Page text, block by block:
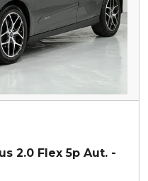
2.0 Flex 5p Aut. -